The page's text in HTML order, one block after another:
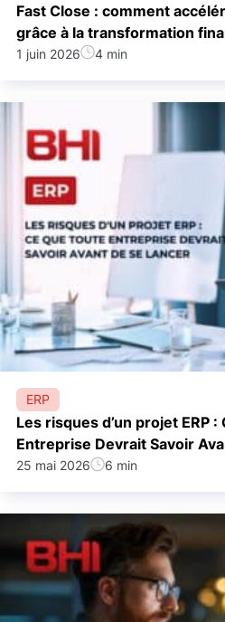
Fast Close : comment
grâce à la transformation
1 juin 2026 4 min
ERP
Les risques d’un projet ERP :
Entreprise Devrait Savoir
25 mai 2026 6 min